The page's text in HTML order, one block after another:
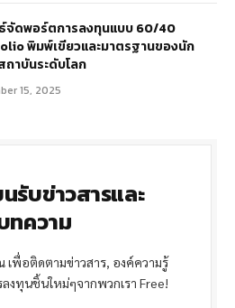
จัดพอร์ตการลงทุนแบบ 60/40
พิมพ์เขียวและมาตรฐานของนัก
ถาบันระดับโลก
15, 2025
รับข่าวสารและ
ทความ
เพื่อติดตามข่าวสาร, องค์ความรู้
งทุนชิ้นใหม่ๆจากพวกเรา Free!